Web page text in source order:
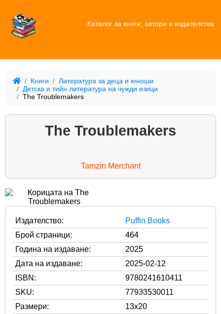
Каталог за книги, автори и издателства
Книги
Литература за деца и юноши
Детска и тийн литература на чужди езици
The Troublemakers
The Troublemakers
Tamzin Merchant
Издателство:
Puffin Books
Брой страници:
464
Година на издаване:
2025
Дата на издаване:
2025-02-12
ISBN:
9780241610411
SKU:
77933530011
Размери:
13x20